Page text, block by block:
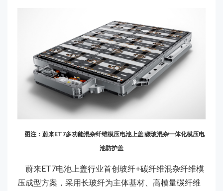
图注：蔚来ET7多功能混杂纤维模压电池上盖|碳玻混杂一体化模压电
池防护盖
蔚来ET7电池上盖行业首创玻纤+碳纤维混杂纤维模
压成型方案，采用长玻纤为主体基材、高模量碳纤维